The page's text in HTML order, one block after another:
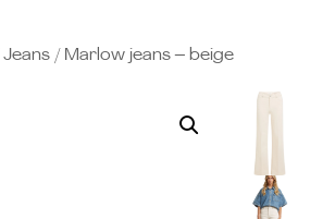
Jeans / Marlow jeans – beige